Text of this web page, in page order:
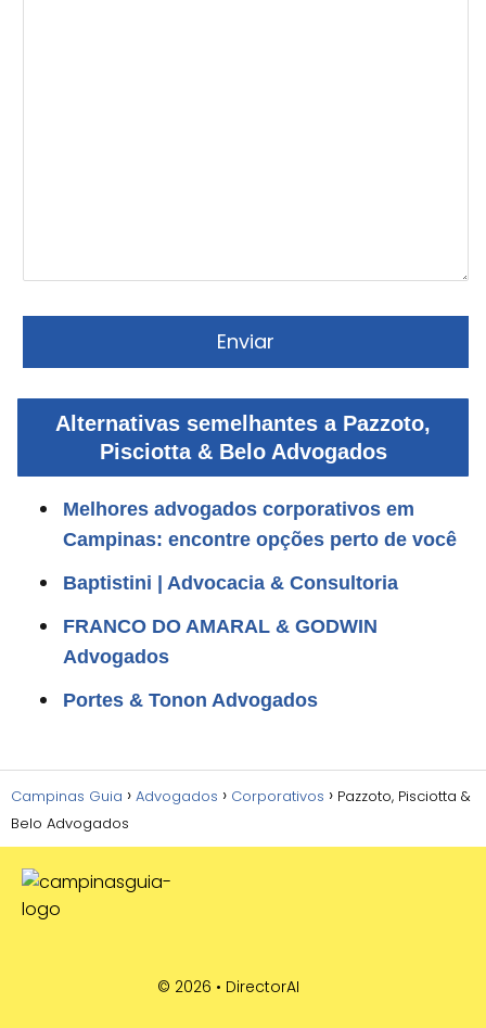
Alternativas semelhantes a Pazzoto,
Pisciotta & Belo Advogados
Melhores advogados corporativos em
Campinas: encontre opções perto de você
Baptistini | Advocacia & Consultoria
FRANCO DO AMARAL & GODWIN
Advogados
Portes & Tonon Advogados
Campinas Guia Advogados Corporativos
Pazzoto, Pisciotta &
Belo Advogados
© 2026 • DirectorAI